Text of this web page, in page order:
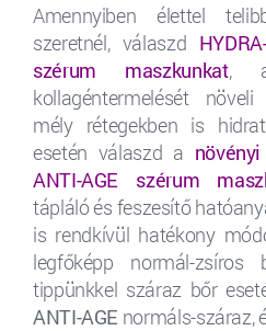
Amennyiben élettel
szeretnél, válaszd
szérum maszkunkat,
kollagéntermelését
mély rétegekben is
esetén válaszd a
ANTI-AGE szérum
tápláló és feszesítő
is rendkívül hatékony
legfőképp normál-
tippünkkel száraz bőr
ANTI-AGE normáls-száraz,